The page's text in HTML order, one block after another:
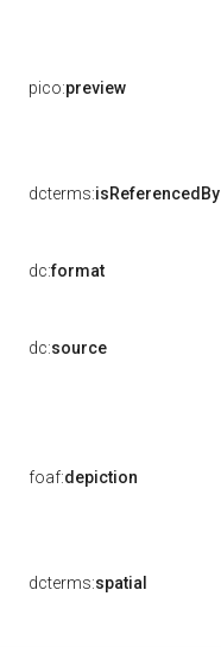
pico:preview
dcterms:isReferencedBy
dc:format
dc:source
foaf:depiction
dcterms:spatial